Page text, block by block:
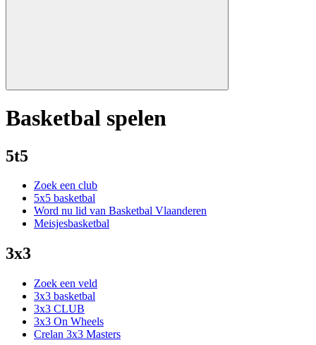
Basketbal spelen
5t5
Zoek een club
5x5 basketbal
Word nu lid van Basketbal Vlaanderen
Meisjesbasketbal
3x3
Zoek een veld
3x3 basketbal
3x3 CLUB
3x3 On Wheels
Crelan 3x3 Masters